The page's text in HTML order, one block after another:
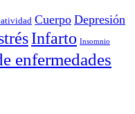
Cuerpo Depresión
Infarto Insomnio
enfermedades